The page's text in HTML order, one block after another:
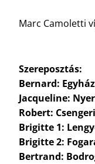
Marc Camoletti
Szereposztás:
Bernard:
Jacqueline:
Robert:
Brigitte 1:
Brigitte 2:
Bertrand: